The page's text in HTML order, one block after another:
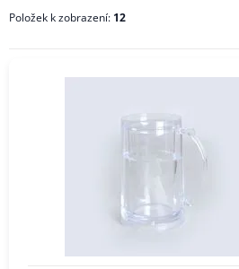
Položek k zobrazení: 12